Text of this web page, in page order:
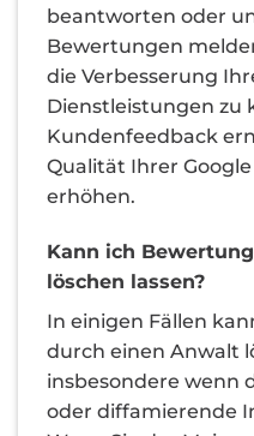
beantworten oder
Bewertungen
die Verbesserung
Dienstleistungen zu
Kundenfeedback
Qualität Ihrer
erhöhen.
Kann ich
löschen lassen?
In einigen Fällen
durch einen Anwalt
insbesondere wenn
oder diffamierende